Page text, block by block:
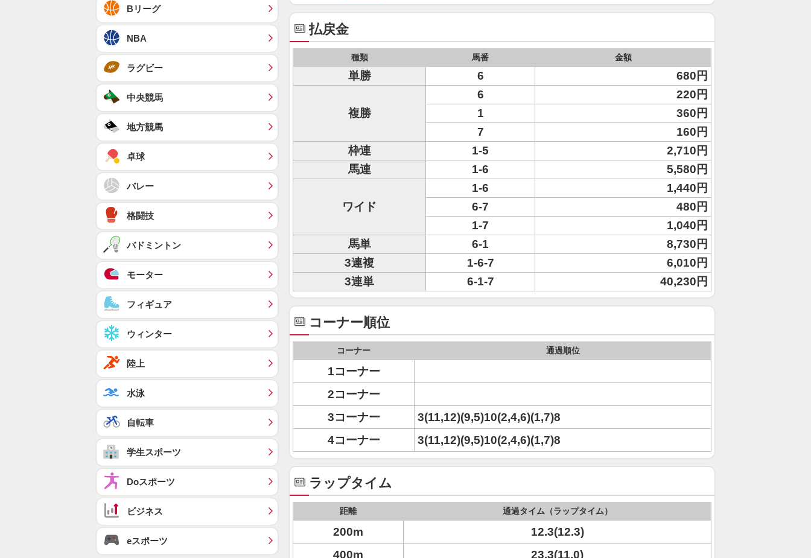
払戻金
種類 馬番 金額
単勝 6 680円
複勝
6
220円
1
360円
7
160円
枠連
1-5
2,710円
馬連
1-6 5,580円
ワイド
1-6
1,440円
6-7
480円
1-7
1,040円
馬単
6-1
8,730円
3連複
1-6-7
6,010円
3連単
6-1-7 40,230円
コーナー順位
コーナー 通過順位
1コーナー
2コーナー
3コーナー
3(11,12)(9,5)10(2,4,6)(1,7)8
4コーナー
3(11,12)(9,5)10(2,4,6)(1,7)8
ラップタイム
距離 通過タイム（ラップタイム）
200m
12.3(12.3)
400m
23.3(11.0)
Bリーグ
NBA
ラグビー
中央競馬
地方競馬
卓球
バレー
格闘技
バドミントン
モーター
フィギュア
ウィンター
陸上
水泳
自転車
学生スポーツ
Doスポーツ
ビジネス
eスポーツ